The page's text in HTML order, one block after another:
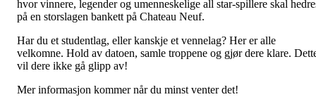
hvor vinnere, legender og umenneskelige all star-spillere skal
på en storslagen bankett på Chateau Neuf.
Har du et studentlag, eller kanskje et vennelag? Her er alle
velkomne. Hold av datoen, samle troppene og gjør dere klare.
vil dere ikke gå glipp av!
Mer informasjon kommer når du minst venter det!